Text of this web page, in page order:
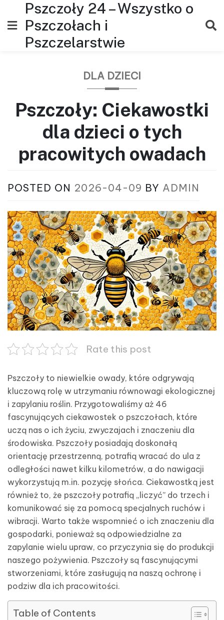
content
Pszczoły 24 – Wszystko o
Pszczołach i
Pszczelarstwie
DLA DZIECI
Pszczoły: Ciekawostki
dla dzieci o tych
pracowitych owadach
POSTED ON 2026-04-09 BY ADMIN
Rate this post
Pszczoły to niewielkie owady, które odgrywają
kluczową rolę w utrzymaniu równowagi ekologicznej
i zapylaniu roślin. Przygotowaliśmy aż 46
fascynujących ciekawostek o pszczołach, które
uczą nas o ich życiu, zwyczajach i znaczeniu dla
środowiska. Pszczoły posiadają doskonałą
orientację przestrzenną, potrafią wracać do ula z
odległości nawet kilku kilometrów, a do nawigacji
wykorzystują m.in. pozycję słońca. Ciekawostką jest
również to, że pszczoły potrafią „liczyć” do trzech i
komunikować się za pomocą specjalnych ruchów i
wibracji. Warto także wspomnieć o ich znaczeniu dla
gospodarki, ponieważ są odpowiedzialne za
zapylanie wielu upraw, co przyczynia się do produkcji
naszego pożywienia. Pszczoły są fascynującymi
stworzeniami, które zasługują na naszą ochronę i
podziw dla ich pracowitości.
Table of Contents